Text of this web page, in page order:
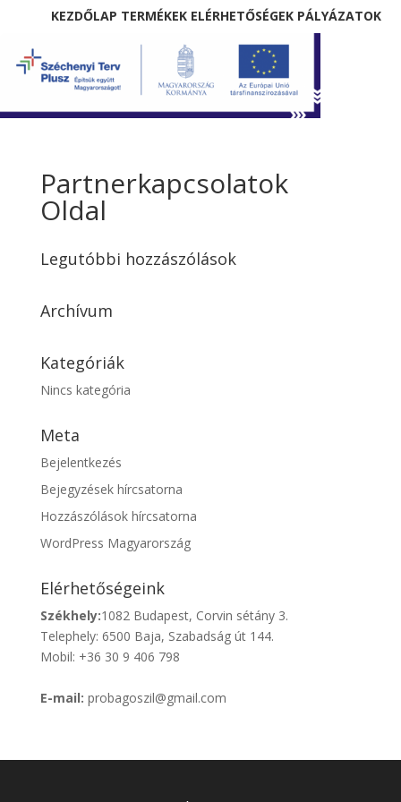
KEZDŐLAP TERMÉKEK ELÉRHETŐSÉGEK PÁLYÁZATOK
Partnerkapcsolatok
Oldal
Legutóbbi hozzászólások
Archívum
Kategóriák
Nincs kategória
Meta
Bejelentkezés
Bejegyzések hírcsatorna
Hozzászólások hírcsatorna
WordPress Magyarország
Elérhetőségeink
Székhely:1082 Budapest, Corvin sétány 3.
Telephely: 6500 Baja, Szabadság út 144.
Mobil: +36 30 9 406 798
E-mail: probagoszil@gmail.com